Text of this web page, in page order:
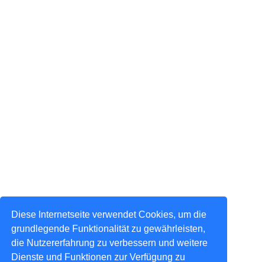
Diese Internetseite verwendet Cookies, um die
grundlegende Funktionalität zu gewährleisten,
die Nutzererfahrung zu verbessern und weitere
Dienste und Funktionen zur Verfügung zu